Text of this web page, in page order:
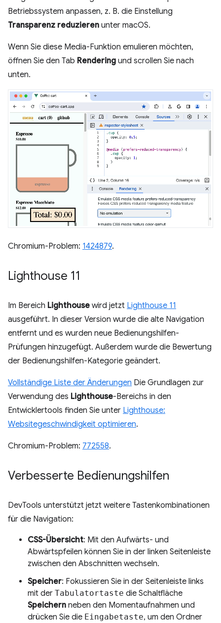
Betriebssystem anpassen, z. B. die Einstellung
Transparenz reduzieren unter macOS.
Wenn Sie diese Media-Funktion emulieren möchten,
öffnen Sie den Tab Rendering und scrollen Sie nach
unten.
Chromium-Problem: 1424879.
Lighthouse 11
Im Bereich Lighthouse wird jetzt Lighthouse 11
ausgeführt. In dieser Version wurde die alte Navigation
entfernt und es wurden neue Bedienungshilfen-
Prüfungen hinzugefügt. Außerdem wurde die Bewertung
der Bedienungshilfen-Kategorie geändert.
Vollständige Liste der Änderungen Die Grundlagen zur
Verwendung des Lighthouse-Bereichs in den
Entwicklertools finden Sie unter Lighthouse:
Websitegeschwindigkeit optimieren.
Chromium-Problem: 772558.
Verbesserte Bedienungshilfen
DevTools unterstützt jetzt weitere Tastenkombinationen
für die Navigation:
CSS-Übersicht: Mit den Aufwärts- und
Abwärtspfeilen können Sie in der linken Seitenleiste
zwischen den Abschnitten wechseln.
Speicher: Fokussieren Sie in der Seitenleiste links
mit der Tabulatortaste die Schaltfläche
Speichern neben den Momentaufnahmen und
drücken Sie die Eingabetaste, um den Ordner